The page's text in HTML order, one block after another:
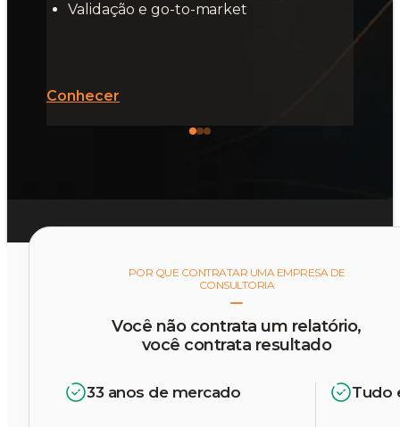
Validação e go-to-market
Conhecer
POR QUE CONTRATAR UMA EMPRESA DE
CONSULTORIA
Você não contrata um relatório,
você contrata resultado
33 anos de mercado Tudo